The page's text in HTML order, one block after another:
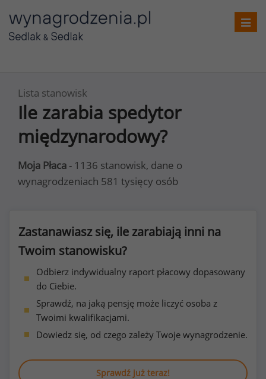
Lista stanowisk
Ile zarabia spedytor
międzynarodowy?
Moja Płaca - 1136 stanowisk, dane o
wynagrodzeniach 581 tysięcy osób
Zastanawiasz się, ile zarabiają inni na
Twoim stanowisku?
Odbierz indywidualny raport płacowy dopasowany
do Ciebie.
Sprawdź, na jaką pensję może liczyć osoba z
Twoimi kwalifikacjami.
Dowiedz się, od czego zależy Twoje wynagrodzenie.
Sprawdź już teraz!